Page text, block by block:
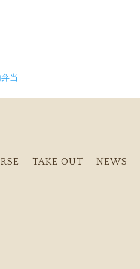
当
TAKE OUT NEWS